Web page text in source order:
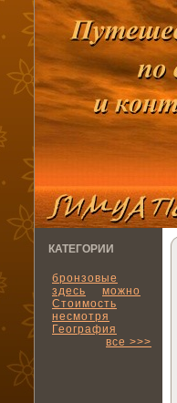
КАТЕГОРИИ
бронзовые
здесь
можно
Стоимость
несмотря
География
все >>>